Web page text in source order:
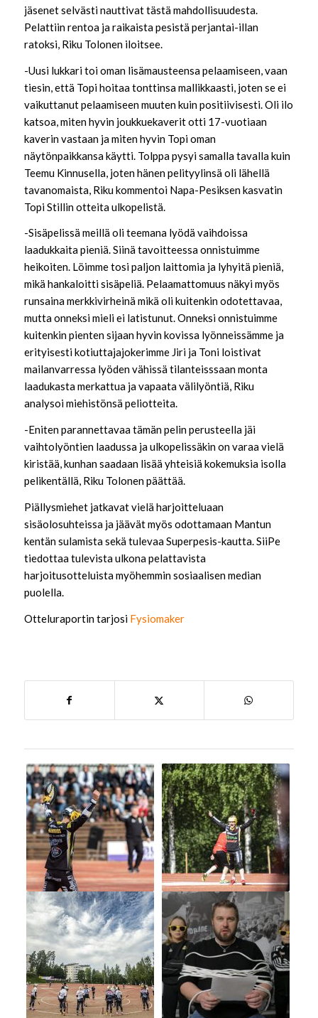
jäsenet selvästi nauttivat tästä mahdollisuudesta.
Pelattiin rentoa ja raikaista pesistä perjantai-illan
ratoksi, Riku Tolonen iloitsee.
-Uusi lukkari toi oman lisämausteensa pelaamiseen, vaan
tiesin, että Topi hoitaa tonttinsa mallikkaasti, joten se ei
vaikuttanut pelaamiseen muuten kuin positiivisesti. Oli ilo
katsoa, miten hyvin joukkuekaverit otti 17-vuotiaan
kaverin vastaan ja miten hyvin Topi oman
näytönpaikkansa käytti. Tolppa pysyi samalla tavalla kuin
Teemu Kinnusella, joten hänen pelityylinsä oli lähellä
tavanomaista, Riku kommentoi Napa-Pesiksen kasvatin
Topi Stillin otteita ulkopelistä.
-Sisäpelissä meillä oli teemana lyödä vaihdoissa
laadukkaita pieniä. Siinä tavoitteessa onnistuimme
heikoiten. Löimme tosi paljon laittomia ja lyhyitä pieniä,
mikä hankaloitti sisäpeliä. Pelaamattomuus näkyi myös
runsaina merkkivirheinä mikä oli kuitenkin odotettavaa,
mutta onneksi mieli ei latistunut. Onneksi onnistuimme
kuitenkin pienten sijaan hyvin kovissa lyönneissämme ja
erityisesti kotiuttajajokerimme Jiri ja Toni loistivat
mailanvarressa lyöden vähissä tilanteisssaan monta
laadukasta merkattua ja vapaata välilyöntiä, Riku
analysoi miehistönsä peliotteita.
-Eniten parannettavaa tämän pelin perusteella jäi
vaihtolyöntien laadussa ja ulkopelissäkin on varaa vielä
kiristää, kunhan saadaan lisää yhteisiä kokemuksia isolla
pelikentällä, Riku Tolonen päättää.
Piällysmiehet jatkavat vielä harjoitteluaan
sisäolosuhteissa ja jäävät myös odottamaan Mantun
kentän sulamista sekä tulevaa Superpesis-kautta. SiiPe
tiedottaa tulevista ulkona pelattavista
harjoitusotteluista myöhemmin sosiaalisen median
puolella.
Otteluraportin tarjosi Fysiomaker